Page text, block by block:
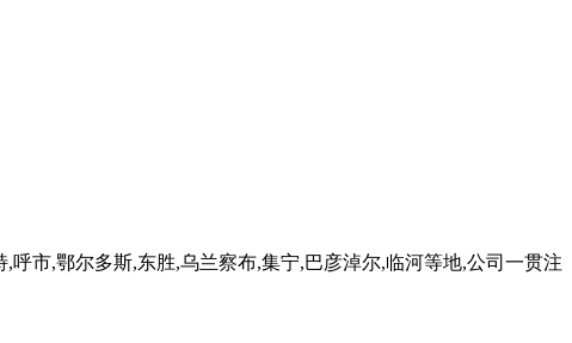
市,鄂尔多斯,东胜,乌兰察布,集宁,巴彦淖尔,临河等地,公司一贯注